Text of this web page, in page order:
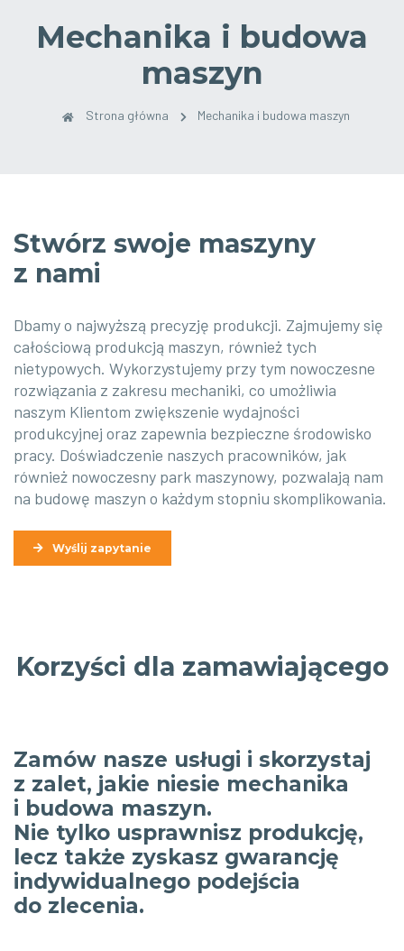
Mechanika i budowa
maszyn
Strona główna Mechanika i budowa maszyn
Stwórz swoje maszyny
z nami
Dbamy o najwyższą precyzję produkcji. Zajmujemy się
całościową produkcją maszyn, również tych
nietypowych. Wykorzystujemy przy tym nowoczesne
rozwiązania z zakresu mechaniki, co umożliwia
naszym Klientom zwiększenie wydajności
produkcyjnej oraz zapewnia bezpieczne środowisko
pracy. Doświadczenie naszych pracowników, jak
również nowoczesny park maszynowy, pozwalają nam
na budowę maszyn o każdym stopniu skomplikowania.
Wyślij zapytanie
Korzyści dla zamawiającego
Zamów nasze usługi i skorzystaj
z zalet, jakie niesie mechanika
i budowa maszyn.
Nie tylko usprawnisz produkcję,
lecz także zyskasz gwarancję
indywidualnego podejścia
do zlecenia.